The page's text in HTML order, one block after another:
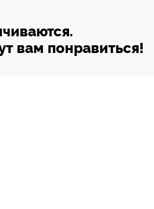
вам понравиться!